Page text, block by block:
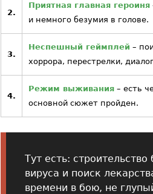
2.
Приятная главная героиня
и немного безумия в голове.
3.
Неспешный геймплей –
хоррора, перестрелки,
4.
Режим выживания – есть
основной сюжет пройден.
Тут есть:
вируса и поиск
времени в бою, не